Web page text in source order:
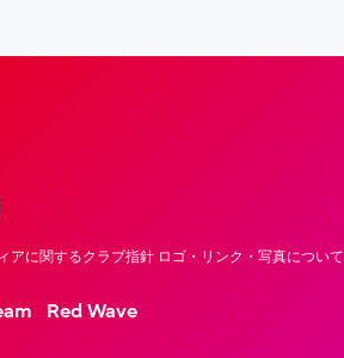
アに関するクラブ指針 ロゴ・リンク・写真について
Red Wave